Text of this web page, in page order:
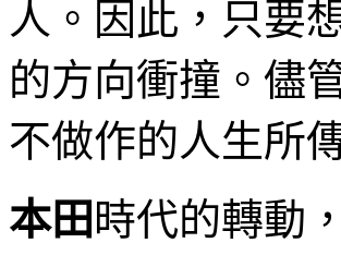
人。因此，只要
的方向衝撞。儘
不做作的人生所
本田 時代的轉動